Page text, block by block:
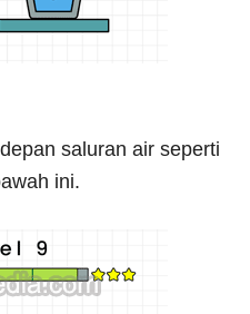
saluran air seperti
ini.